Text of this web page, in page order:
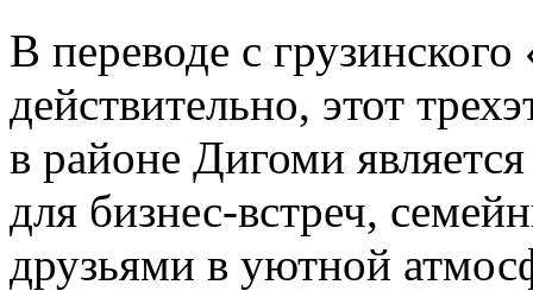
В переводе с
действительно, этот
в районе Дигоми
для бизнес-встреч,
друзьями в уютной